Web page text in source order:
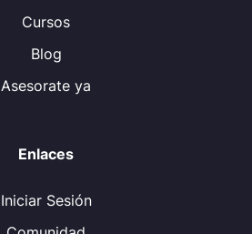
Cursos
Blog
Asesorate ya
Enlaces
Iniciar Sesión